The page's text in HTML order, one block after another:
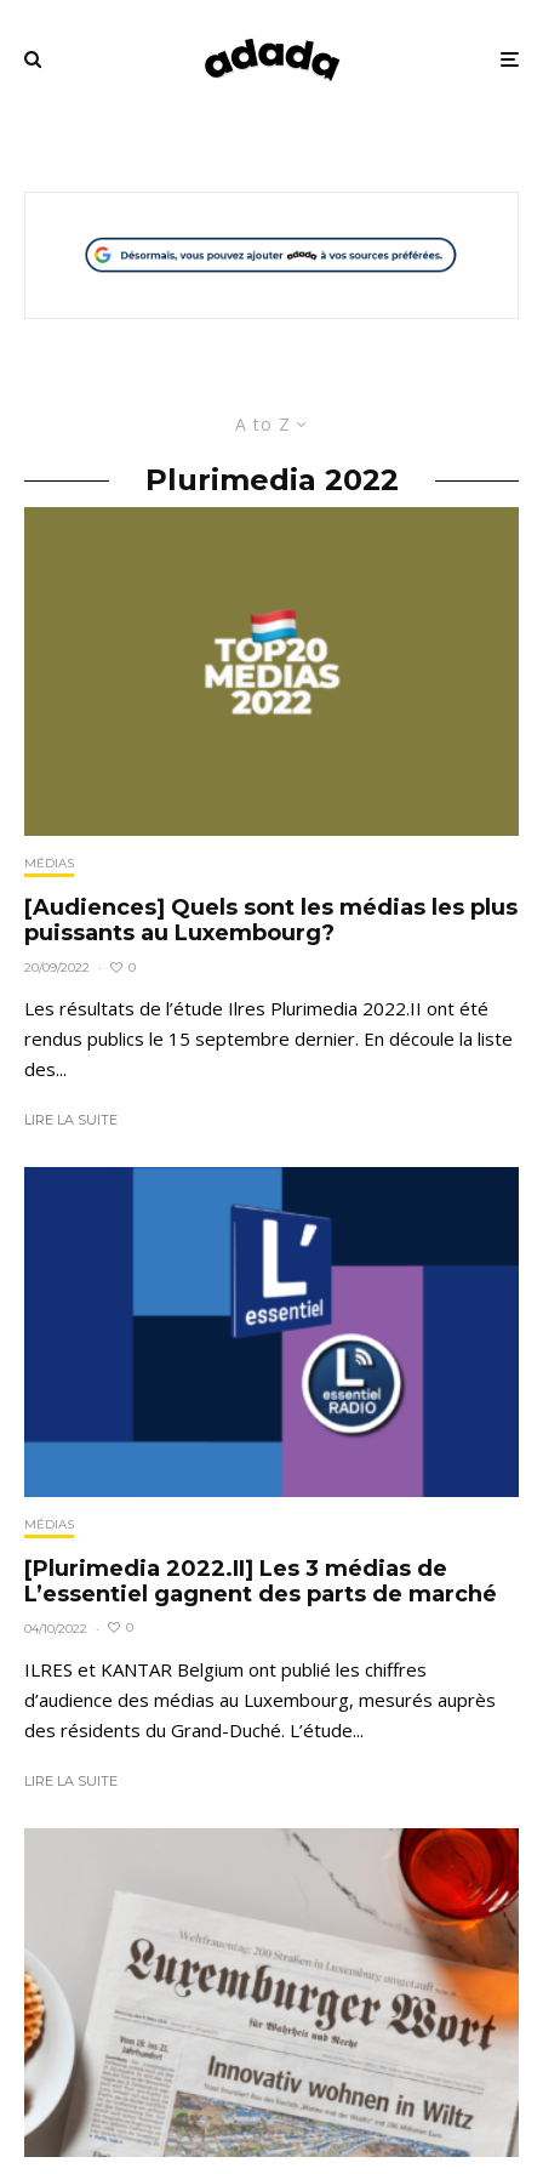
A to Z
Plurimedia 2022
MÉDIAS
[Audiences] Quels sont les médias les plus
puissants au Luxembourg?
20/09/2022 · 0
Les résultats de l’étude Ilres Plurimedia 2022.II ont été
rendus publics le 15 septembre dernier. En découle la liste
des...
LIRE LA SUITE
MÉDIAS
[Plurimedia 2022.II] Les 3 médias de
L’essentiel gagnent des parts de marché
04/10/2022 · 0
ILRES et KANTAR Belgium ont publié les chiffres
d’audience des médias au Luxembourg, mesurés auprès
des résidents du Grand-Duché. L’étude...
LIRE LA SUITE